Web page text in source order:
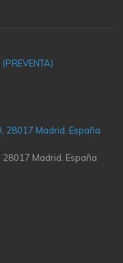
28017 Madrid. España
28017 Madrid. España